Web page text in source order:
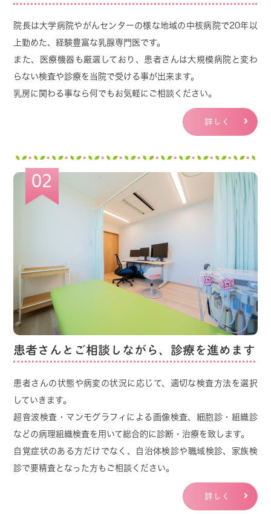
待ち時間の問題からこれ以上予約枠を増やす事は
難しい状況ですので、
キャンセルの場合は早めにご対応して頂けますと診
療枠を他の方が取得できます。
時節柄、体調不良等の場合もありますので、当日
理解しております
＊なお、無断キャンセルをされますと一定期間
WEB予約が行えない仕様となっておりますので、
お気をつけください。
＊無断キャンセル及び当日キャンセルを頻回に繰り
返す方はwebでも電話でも予約をお取り出来なく
なります。
その場合は、午前中に電話頂き、当日にキャン
セル等で空きがある場合に受診という形になりま
すので、
お気を付けください。
船橋市の乳がん検診に関して
船橋市の乳がん検診に関する予約や問い合わせの
電話を変わらず日々受けており、
当院としても船橋市民の方々のお役に少しでも立て
院長は大学病院やがんセンターの様な地域の中核病院で20年以
上勤めた、経験豊富な乳腺専門医です。
また、医療機器も厳選しており、患者さんは大規模病院と変わ
らない検査や診療を当院で受ける事が出来ます。
乳房に関わる事なら何でもお気軽にご相談ください。
詳しく
02
患者さんとご相談しながら、診療を進めます
患者さんの状態や病変の状況に応じて、適切な検査方法を選択
していきます。
超音波検査・マンモグラフィによる画像検査、細胞診・組織診
などの病理組織検査を用いて総合的に診断・治療を致します。
自覚症状のある方だけでなく、自治体検診や職域検診、家族検
診で要精査となった方もご相談ください。
詳しく